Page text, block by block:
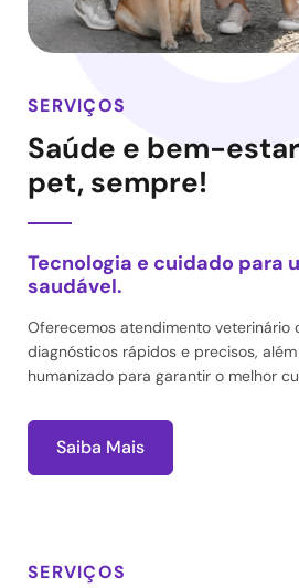
SERVIÇOS
Saúde e bem-
pet, sempre!
Tecnologia e cuidado para
saudável.
Oferecemos atendimento veterinário
diagnósticos rápidos e precisos,
humanizado para garantir o melhor
Saiba Mais
SERVIÇOS